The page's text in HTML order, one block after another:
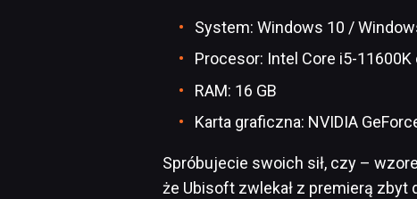
System: Windows 10 /
Procesor: Intel Core i5-11600K
RAM: 16 GB
Karta graficzna: NVIDIA
Spróbujecie swoich sił, czy –
że Ubisoft zwlekał z premierą zbyt